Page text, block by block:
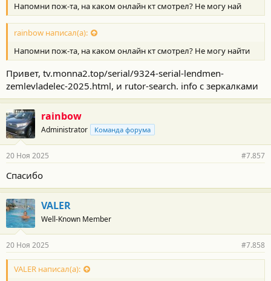
Напомни пож-та, на каком онлайн кт смотрел? Не могу най
rainbow написал(а):
Напомни пож-та, на каком онлайн кт смотрел? Не могу найти
Привет, tv.monna2.top/serial/9324-serial-lendmen-
zemlevladelec-2025.html, и rutor-search. info с зеркалками
rainbow
Administrator Команда форума
20 Ноя 2025 #7.857
Спасибо
VALER
Well-Known Member
20 Ноя 2025 #7.858
VALER написал(а):